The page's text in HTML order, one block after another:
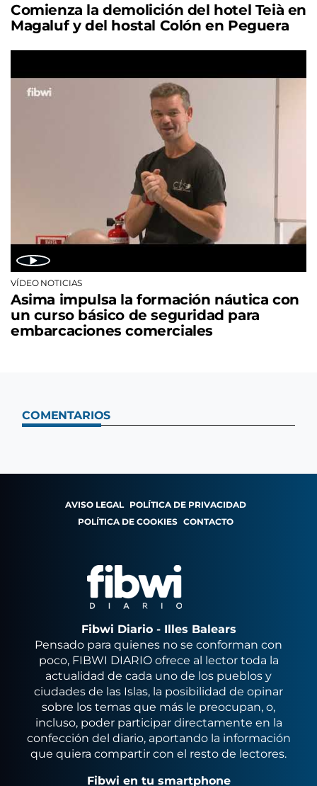
Comienza la demolición del hotel Teià en
Magaluf y del hostal Colón en Peguera
VÍDEO NOTICIAS
Asima impulsa la formación náutica con
un curso básico de seguridad para
embarcaciones comerciales
COMENTARIOS
AVISO LEGAL POLÍTICA DE PRIVACIDAD
POLÍTICA DE COOKIES CONTACTO
Fibwi Diario - Illes Balears
Pensado para quienes no se conforman con
poco, FIBWI DIARIO ofrece al lector toda la
actualidad de cada uno de los pueblos y
ciudades de las Islas, la posibilidad de opinar
sobre los temas que más le preocupan, o,
incluso, poder participar directamente en la
confección del diario, aportando la información
que quiera compartir con el resto de lectores.
Fibwi en tu smartphone